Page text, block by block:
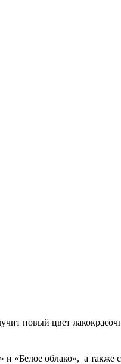
новый цвет
и «Белое облако», а